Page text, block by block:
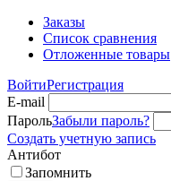
Заказы
Список сравнения
Отложенные товары
ВойтиРегистрация
E-mail
ПарольЗабыли пароль?
Создать учетную запись
Антибот
Запомнить